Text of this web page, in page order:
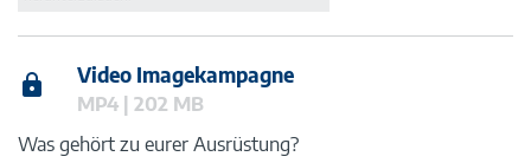
Video Imagekampagne
MP4 | 202 MB
Was gehört zu eurer Ausrüstung?